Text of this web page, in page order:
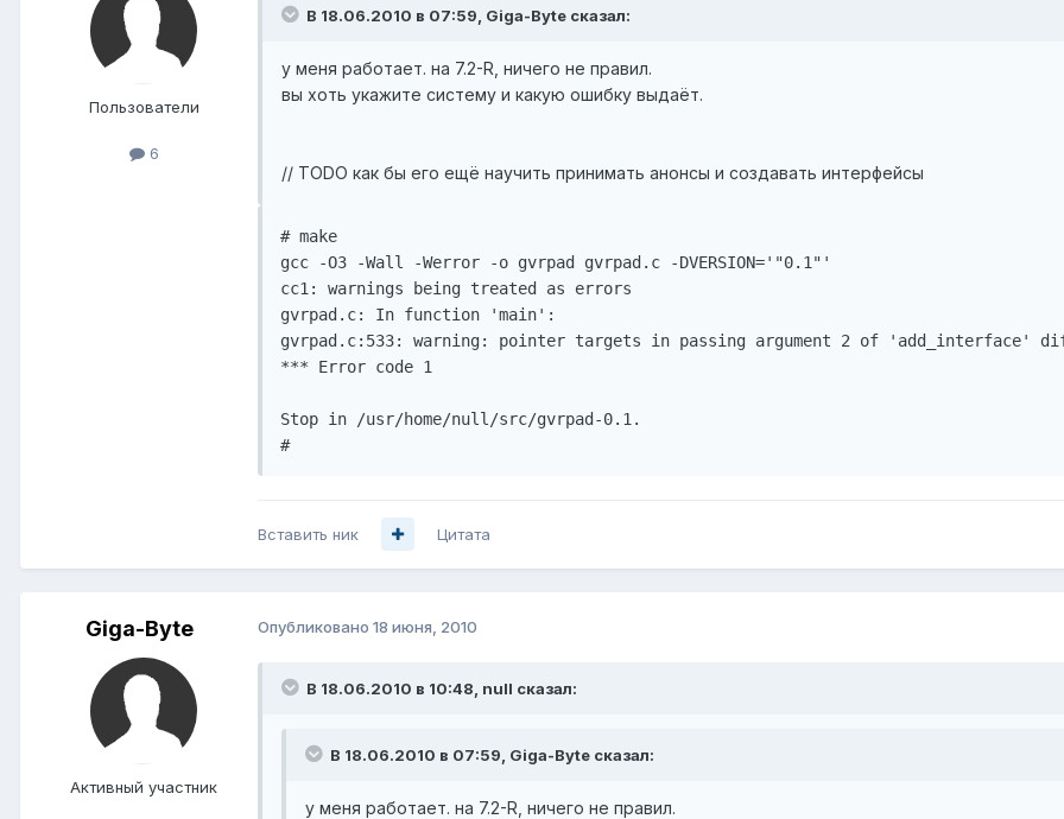
Пользователи
6
В 18.06.2010 в 07:59, Giga-Byte сказал:
у меня работает. на 7.2-R, ничего не правил.
вы хоть укажите систему и какую ошибку выдаёт.
// TODO как бы его ещё научить принимать анонсы и создавать интерфейсы
# make
gcc -O3 -Wall -Werror -o gvrpad gvrpad.c -DVERSION='"0.1"'
cc1: warnings being treated as errors
gvrpad.c: In function 'main':
gvrpad.c:533: warning: pointer targets in passing argument 2 of 'add_interface'
*** Error code 1
Stop in /usr/home/null/src/gvrpad-0.1.
Вставить ник Цитата
Giga-Byte
Активный участник
Опубликовано 18 июня, 2010
В 18.06.2010 в 10:48, null сказал:
В 18.06.2010 в 07:59, Giga-Byte сказал:
у меня работает. на 7.2-R, ничего не правил.